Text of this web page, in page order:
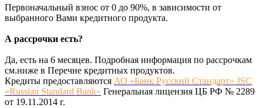
Первоначальный взнос от 0 до 90%, в зависимости от
выбранного Вами кредитного продукта.
А рассрочки есть?
Да, есть на 6 месяцев. Подробная информация по рассрочкам
см.ниже в Перечне кредитных продуктов.
Кредиты предоставляются АО «Банк Русский Стандарт» JSC
«Russian Standard Bank» Генеральная лицензия ЦБ РФ № 2289
от 19.11.2014 г.